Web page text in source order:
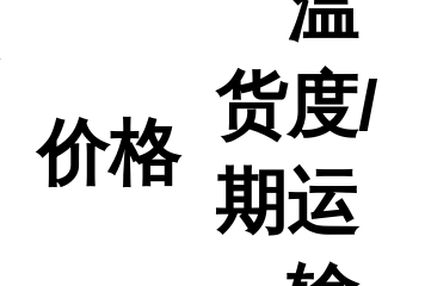
价格
货
期
度/
运